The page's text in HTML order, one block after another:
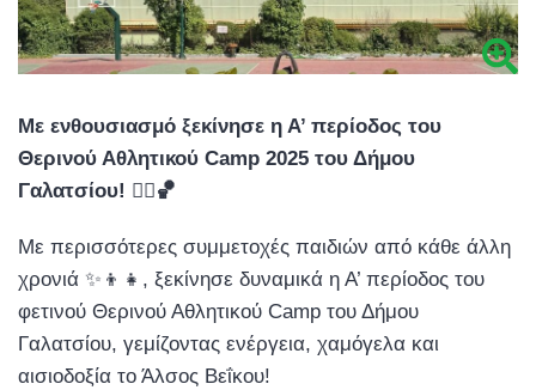
Με ενθουσιασμό ξεκίνησε η Α’ περίοδος του
Θερινού Αθλητικού Camp 2025 του Δήμου
Γαλατσίου! 🏃‍♂️🏀
Με περισσότερες συμμετοχές παιδιών από κάθε άλλη
χρονιά ✨👦👧, ξεκίνησε δυναμικά η Α’ περίοδος του
φετινού Θερινού Αθλητικού Camp του Δήμου
Γαλατσίου, γεμίζοντας ενέργεια, χαμόγελα και
αισιοδοξία το Άλσος Βεΐκου!